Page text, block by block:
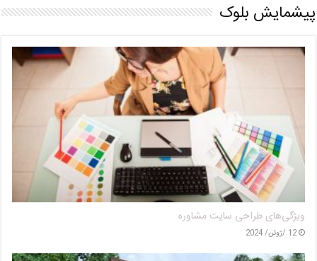
پیشمایش بلوک
خدمات شرکت نگهداری فضای سبز
9 /اکتبر/ 2023